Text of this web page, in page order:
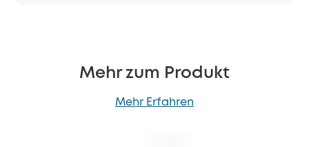
Mehr zum Produkt
Mehr Erfahren